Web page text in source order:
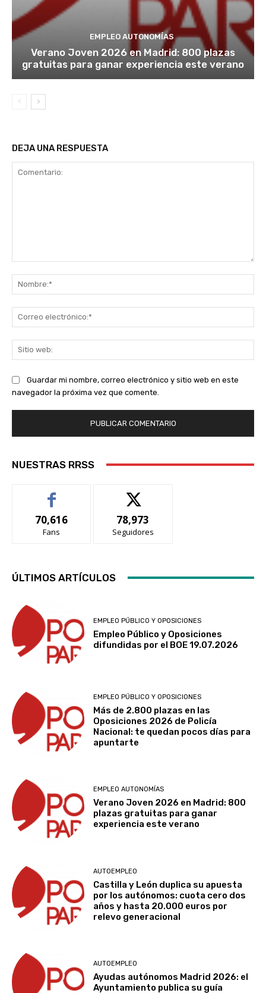
EMPLEO AUTONOMÍAS
Verano Joven 2026 en Madrid: 800 plazas
gratuitas para ganar experiencia este verano
DEJA UNA RESPUESTA
Guardar mi nombre, correo electrónico y sitio web en este
navegador la próxima vez que comente.
NUESTRAS RRSS
70,616
Fans
78,973
Seguidores
ÚLTIMOS ARTÍCULOS
EMPLEO PÚBLICO Y OPOSICIONES
Empleo Público y Oposiciones
difundidas por el BOE 19.07.2026
EMPLEO PÚBLICO Y OPOSICIONES
Más de 2.800 plazas en las
Oposiciones 2026 de Policía
Nacional: te quedan pocos días para
apuntarte
EMPLEO AUTONOMÍAS
Verano Joven 2026 en Madrid: 800
plazas gratuitas para ganar
experiencia este verano
AUTOEMPLEO
Castilla y León duplica su apuesta
por los autónomos: cuota cero dos
años y hasta 20.000 euros por
relevo generacional
AUTOEMPLEO
Ayudas autónomos Madrid 2026: el
Ayuntamiento publica su guía